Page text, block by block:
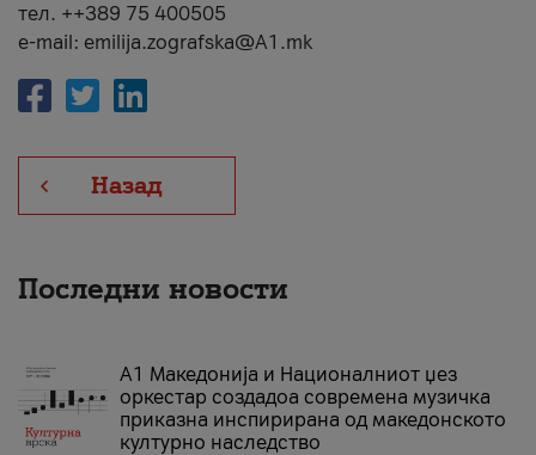
тел. ++389 75 400505
e-mail: emilija.zografska@A1.mk
Назад
Последни новости
А1 Македонија и Националниот џез
оркестар создадоа современа музичка
приказна инспирирана од македонското
културно наследство